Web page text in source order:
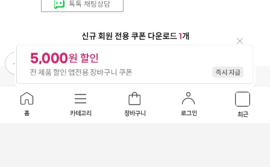
톡톡 채팅상담
APP 설치
(주)퍼니엠 사업자정보
구매안전서비스 개인정보취급방침 이용약관
홈 카테고리 장바구니 로그인 최근